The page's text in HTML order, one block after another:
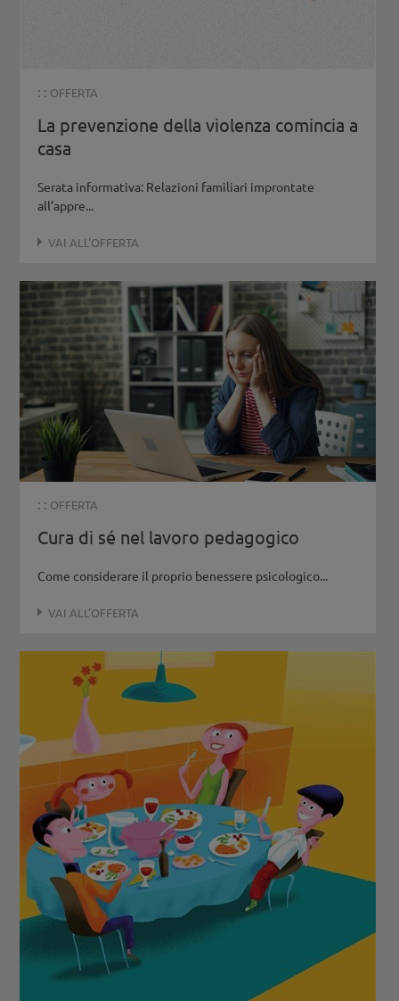
: : OFFERTA
La prevenzione della violenza comincia a
casa
Serata informativa: Relazioni familiari improntate
all’appre...
VAI ALL'OFFERTA
: : OFFERTA
Cura di sé nel lavoro pedagogico
Come considerare il proprio benessere psicologico...
VAI ALL'OFFERTA